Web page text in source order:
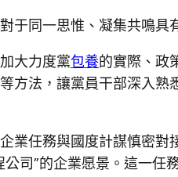
于同一思惟、凝集共鳴
大力度黨包養的實際、政
方法，讓黨員干部深入
業任務與國度計謀慎密
司”的企業愿景。這一任